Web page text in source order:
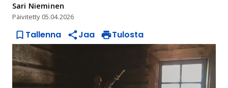
Sari Nieminen
Päivitetty 05.04.2026
Tallenna Jaa Tulosta